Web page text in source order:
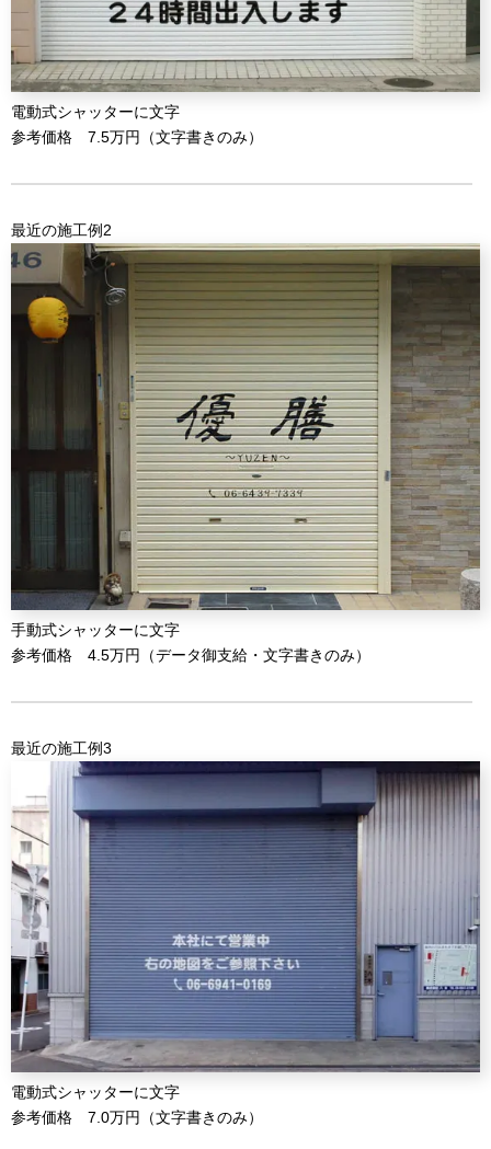
電動式シャッターに文字
参考価格 7.5万円（文字書きのみ）
最近の施工例2
手動式シャッターに文字
参考価格 4.5万円（データ御支給・文字書きのみ）
最近の施工例3
電動式シャッターに文字
参考価格 7.0万円（文字書きのみ）